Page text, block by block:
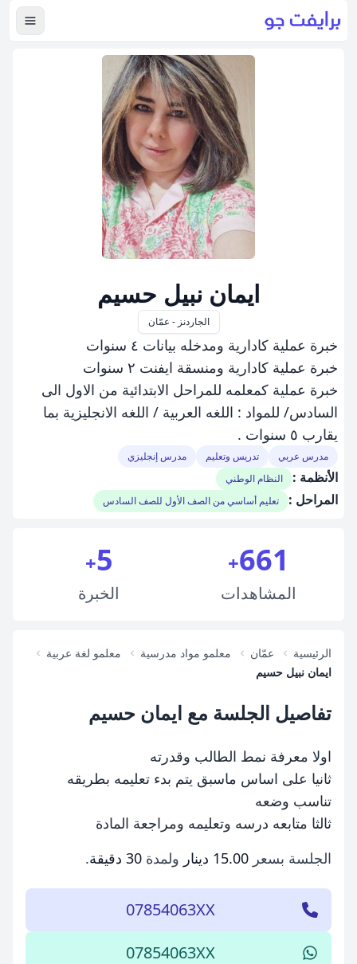
عرض
ايمان نبيل حسيم
الجاردنز - عمّان
خبرة عملية كادارية ومدخله بيانات ٤ سنوات
خبرة عملية كادارية ومنسقة ايفنت ٢ سنوات
خبرة عملية كمعلمه للمراحل الابتدائية من الاول الى
السادس/ للمواد : اللغه العربية / اللغه الانجليزية بما
يقارب ٥ سنوات .
مدرس عربي تدريس وتعليم مدرس إنجليزي
الأنظمة : النظام الوطني
المراحل : تعليم أساسي من الصف الأول للصف السادس
661
+
المشاهدات
5
+
الخبرة
الرئيسية عمّان معلمو مواد مدرسية
معلمو لغة عربية
ايمان نبيل حسيم
تفاصيل الجلسة مع ايمان حسيم
اولا معرفة نمط الطالب وقدرته
ثانيا على اساس ماسبق يتم بدء تعليمه بطريقه
تناسب وضعه
ثالثا متابعه درسه وتعليمه ومراجعة المادة
الجلسة بسعر 15.00 دينار ولمدة 30 دقيقة .
07854063XX
07854063XX